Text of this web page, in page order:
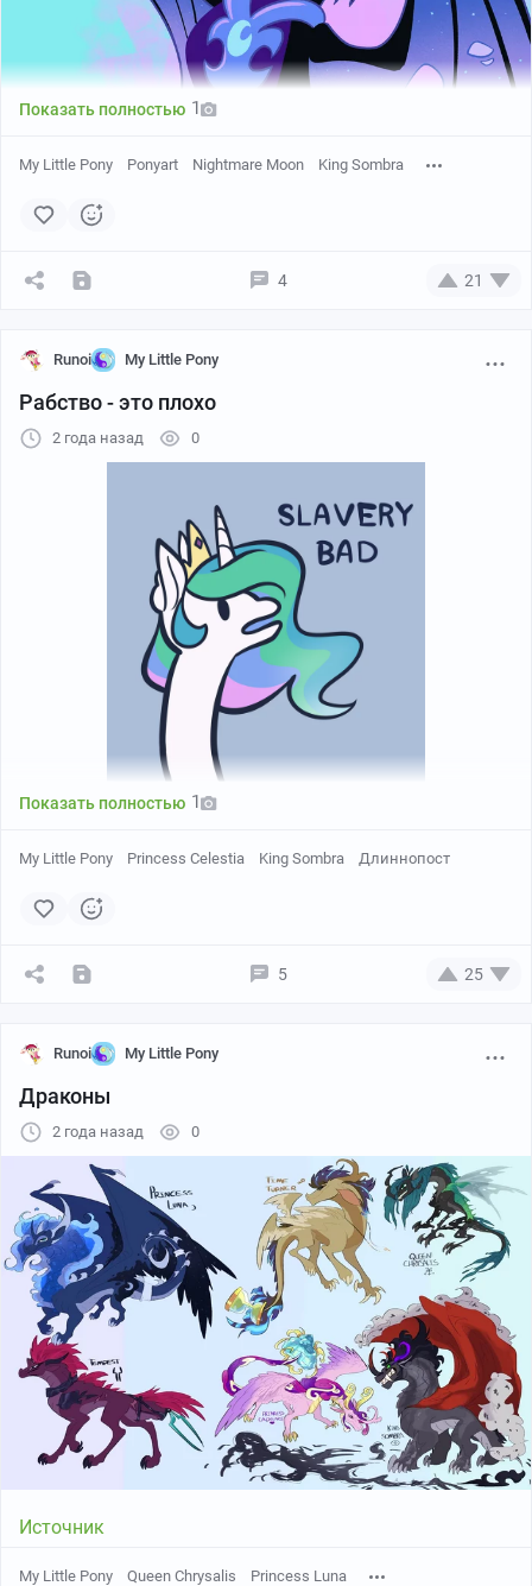
Показать полностью 1
My Little Pony Ponyart Nightmare Moon King Sombra
4 21
Runoi My Little Pony
Рабство - это плохо
2 года назад 0
Источник
Показать полностью 1
My Little Pony Princess Celestia King Sombra Длиннопост
5 25
Runoi My Little Pony
Драконы
2 года назад 0
Источник
My Little Pony Queen Chrysalis Princess Luna